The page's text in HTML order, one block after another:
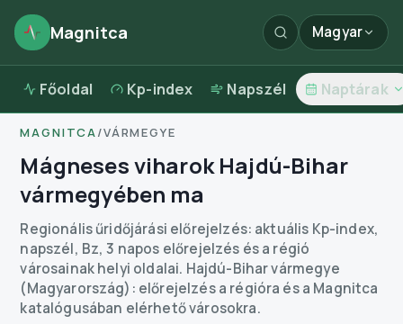
Magnitca Magyar
Főoldal Kp-index Napszél Naptárak
MAGNITCA/VÁRMEGYE
Mágneses viharok Hajdú-Bihar
vármegyében ma
Regionális űridőjárási előrejelzés: aktuális Kp-index,
napszél, Bz, 3 napos előrejelzés és a régió
városainak helyi oldalai. Hajdú-Bihar vármegye
(Magyarország): előrejelzés a régióra és a Magnitca
katalógusában elérhető városokra.